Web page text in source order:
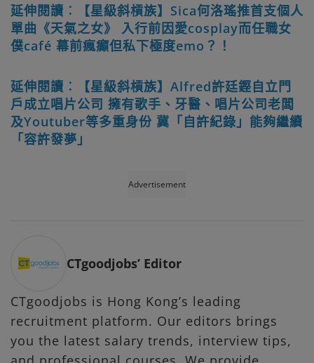
延伸閱讀︰【星級斜槓族】Sica何洛瑤推首支個人
單曲《天氣之女》 入行前因愛cosplay而任職女
僕café 幕前瘋癲但私下極度emo？！
延伸閱讀︰【星級斜槓族】Alfred許廷鏗自立門
戶成立唱片公司 擁有歌手、牙醫、唱片公司老闆
及Youtuber等多重身份 冀「自許紀錄」能夠繼續
「容許發夢」
Advertisement
CTgoodjobs’ Editor
CTgoodjobs is Hong Kong’s leading
recruitment platform. Our editors brings
you the latest salary trends, interview tips,